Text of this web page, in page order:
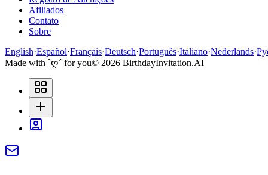
Afiliados
Contato
Sobre
English·Español·Français·Deutsch·Português·Italiano·Nederlands·
Made with `ღ´ for you© 2026 BirthdayInvitation.AI